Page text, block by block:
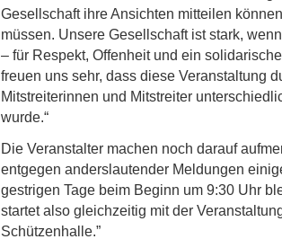
Gesellschaft ihre Ansichten mitteilen
müssen. Unsere Gesellschaft ist stark,
– für Respekt, Offenheit und ein
freuen uns sehr, dass diese Veranstaltung
Mitstreiterinnen und Mitstreiter
wurde.“
Die Veranstalter machen noch darauf
entgegen anderslautender Meldungen
gestrigen Tage beim Beginn um 9:30 Uhr
startet also gleichzeitig mit der
Schützenhalle.”